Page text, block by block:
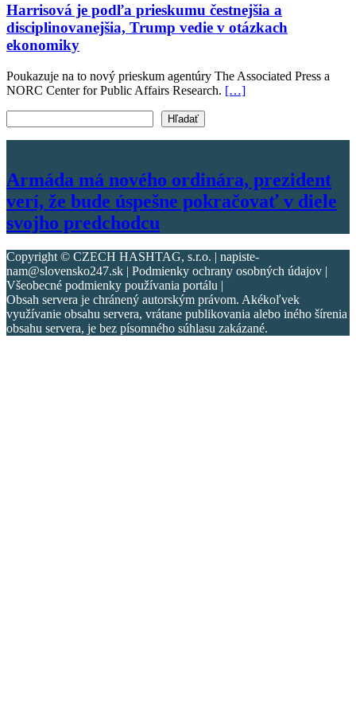
Harrisová je podľa prieskumu čestnejšia a
disciplinovanejšia, Trump vedie v otázkach
ekonomiky
Poukazuje na to nový prieskum agentúry The Associated Press a
NORC Center for Public Affairs Research. […]
Hľadať
Armáda má nového ordinára, prezident
verí, že bude úspešne pokračovať v diele
svojho predchodcu
Copyright © CZECH HASHTAG, s.r.o. | napiste-
nam@slovensko247.sk | Podmienky ochrany osobných údajov |
Všeobecné podmienky používania portálu |
Obsah servera je chránený autorským právom. Akékoľvek
využívanie obsahu servera, vrátane publikovania alebo iného šírenia
obsahu servera, je bez písomného súhlasu zakázané.